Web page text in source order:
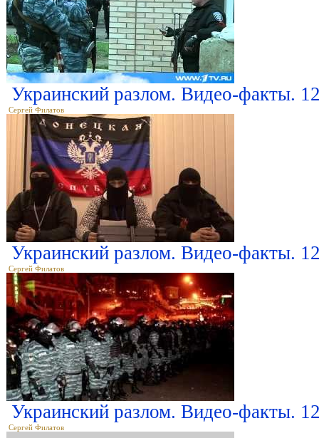
Украинский разлом. Видео-факты.
Сергей Филатов
Украинский разлом. Видео-факты.
Сергей Филатов
Украинский разлом. Видео-факты.
Сергей Филатов